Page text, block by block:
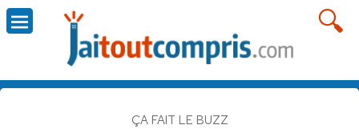
ÇA FAIT LE BUZZ